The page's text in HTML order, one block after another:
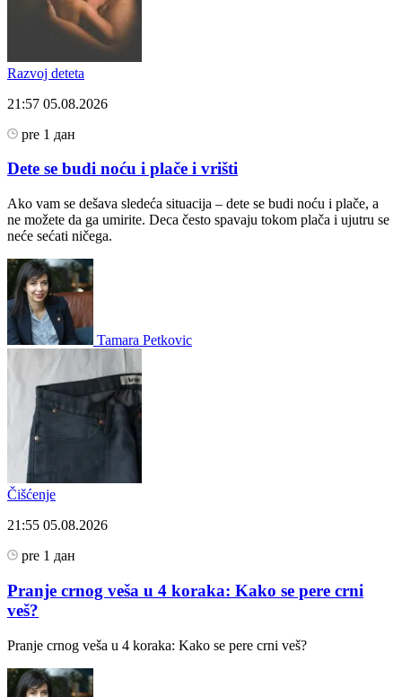
Razvoj deteta
21:57 05.08.2026
pre 1 дан
Dete se budi noću i plače i vrišti
Ako vam se dešava sledeća situacija – dete se budi noću i plače, a
ne možete da ga umirite. Deca često spavaju tokom plača i ujutru se
neće sećati ničega.
Tamara Petkovic
Čišćenje
21:55 05.08.2026
pre 1 дан
Pranje crnog veša u 4 koraka: Kako se pere crni
veš?
Pranje crnog veša u 4 koraka: Kako se pere crni veš?